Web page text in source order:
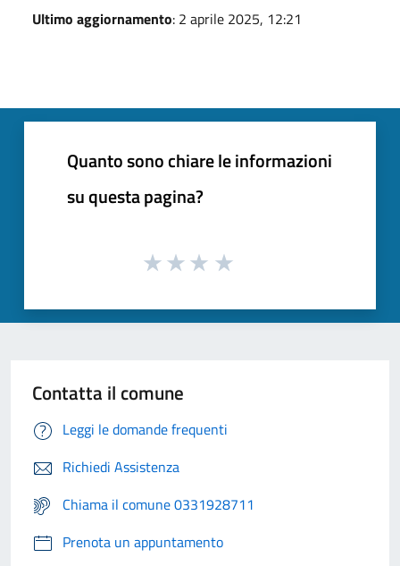
Ultimo aggiornamento: 2 aprile 2025, 12:21
Quanto sono chiare le informazioni
su questa pagina?
Contatta il comune
Leggi le domande frequenti
Richiedi Assistenza
Chiama il comune 0331928711
Prenota un appuntamento